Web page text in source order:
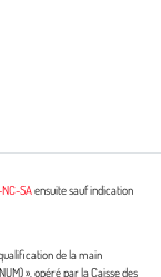
SAensuite sauf indication
de la main
», opéré par la Caisse des